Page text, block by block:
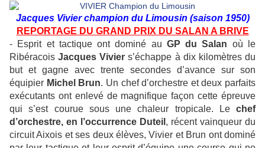
Jacques Vivier champion du Limousin (saison 1950)
REPORTAGE DU GRAND PRIX DU SALAN A BRIVE
- Esprit et tactique ont dominé au GP du Salan où le
RibéracoisJacques Vivier s’échappe à dix kilomètres du
but et gagne avec trente secondes d’avance sur son
équipier Michel Brun. Un chef d’orchestre et deux parfaits
exécutants ont enlevé de magnifique façon cette épreuve
qui s’est courue sous une chaleur tropicale. Le chef
d’orchestre, en l’occurrence Duteil , récent vainqueur du
circuit Aixois et ses deux élèves, Vivier et Brun ont dominé